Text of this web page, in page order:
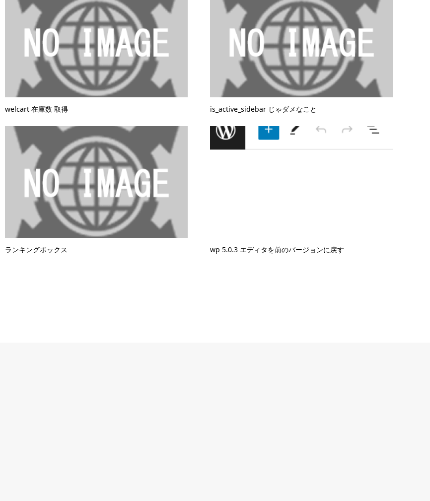
welcart 在庫数 取得 is_active_sidebar じゃダメなこと
ランキングボックス wp 5.0.3 エディタを前のバージョンに戻す